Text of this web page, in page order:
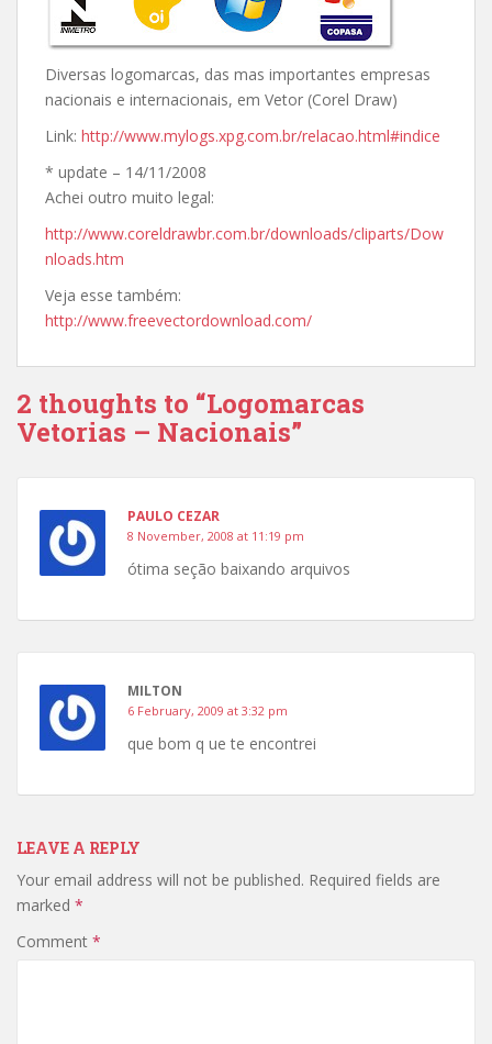
Diversas logomarcas, das mas importantes empresas
nacionais e internacionais, em Vetor (Corel Draw)
Link: http://www.mylogs.xpg.com.br/relacao.html#indice
* update – 14/11/2008
Achei outro muito legal:
http://www.coreldrawbr.com.br/downloads/cliparts/Dow
nloads.htm
Veja esse também:
http://www.freevectordownload.com/
2 thoughts to “Logomarcas
Vetorias – Nacionais”
PAULO CEZAR
8 November, 2008 at 11:19 pm
ótima seção baixando arquivos
MILTON
6 February, 2009 at 3:32 pm
que bom q ue te encontrei
LEAVE A REPLY
Your email address will not be published. Required fields are
marked *
Comment *